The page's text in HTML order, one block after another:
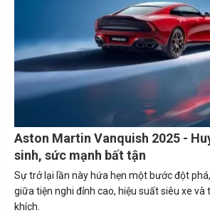
Aston Martin Vanquish 2025 -
sinh, sức mạnh bất tận
Sự trở lại lần này hứa hẹn một bước đột
giữa tiện nghi đỉnh cao, hiệu suất siêu xe và
khích.